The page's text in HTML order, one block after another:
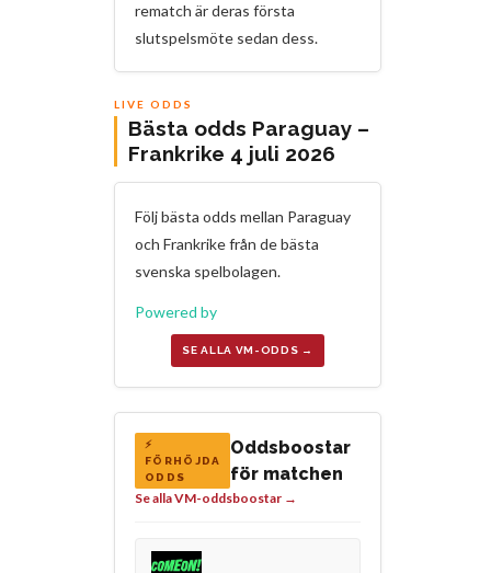
rematch är deras första
slutspelsmöte sedan dess.
LIVE ODDS
Bästa odds Paraguay –
Frankrike 4 juli 2026
Följ bästa odds mellan Paraguay
och Frankrike från de bästa
svenska spelbolagen.
Powered by
SE ALLA VM-ODDS →
⚡
FÖRHÖJDA
ODDS
Oddsboostar
för matchen
Se alla VM-oddsboostar →